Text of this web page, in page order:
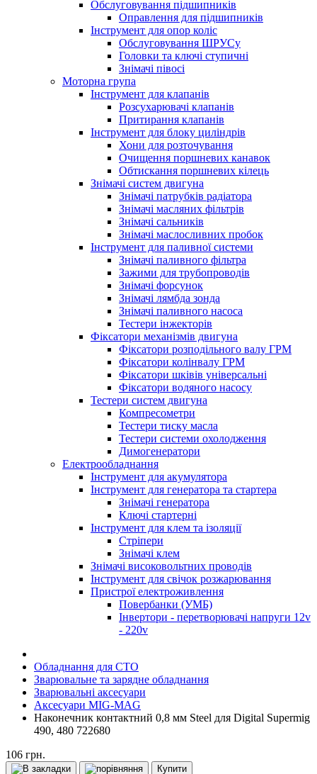
Обслуговування підшипників
Оправлення для підшипників
Інструмент для опор коліс
Обслуговування ШРУСу
Головки та ключі ступичні
Знімачі півосі
Моторна група
Інструмент для клапанів
Розсухарювачі клапанів
Притирання клапанів
Інструмент для блоку циліндрів
Хони для розточування
Очищення поршневих канавок
Обтискання поршневих кілець
Знімачі систем двигуна
Знімачі патрубків радіатора
Знімачі масляних фільтрів
Знімачі сальників
Знімачі маслосливних пробок
Інструмент для паливної системи
Знімачі паливного фільтра
Зажими для трубопроводів
Знімачі форсунок
Знімачі лямбда зонда
Знімачі паливного насоса
Тестери інжекторів
Фіксатори механізмів двигуна
Фіксатори розподільного валу ГРМ
Фіксатори колінвалу ГРМ
Фіксатори шківів універсальні
Фіксатори водяного насосу
Тестери систем двигуна
Компресометри
Тестери тиску масла
Тестери системи охолодження
Димогенератори
Електрообладнання
Інструмент для акумулятора
Інструмент для генератора та стартера
Знімачі генератора
Ключі стартерні
Інструмент для клем та ізоляції
Стріпери
Знімачі клем
Знімачі високовольтних проводів
Інструмент для свічок розжарювання
Пристрої електроживлення
Повербанки (УМБ)
Інвертори - перетворювачі напруги 12v
- 220v
Обладнання для СТО
Зварювальне та зарядне обладнання
Зварювальні аксесуари
Аксесуари MIG-MAG
Наконечник контактний 0,8 мм Steel для Digital Supermig
490, 480 722680
106 грн.
Купити